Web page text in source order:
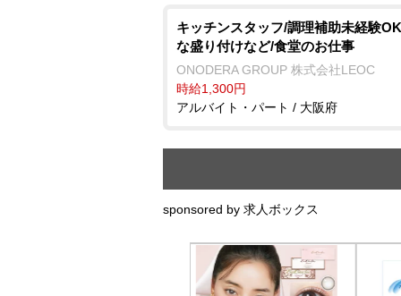
キッチンスタッフ/調理補助未経験
な盛り付けなど/食堂のお仕事
ONODERA GROUP 株式会社LEOC
時給1,300円
アルバイト・パート / 大阪府
sponsored by 求人ボックス